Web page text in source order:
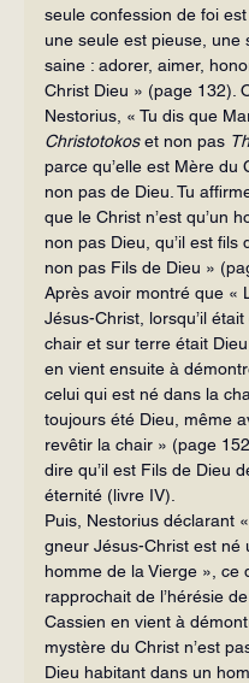
seule confession de foi est
une seule est pieuse, une
saine : ado­rer, aimer,
Christ Dieu » (page 132).
Nestorius, « Tu dis que
Christotokos et non pas
parce qu’elle est Mère du
non pas de Dieu. Tu
que le Christ n’est qu’un
non pas Dieu, qu’il est fils
non pas Fils de Dieu »
Après avoir montré que «
Jésus-Christ, lorsqu’il était
chair et sur terre était
en vient en­suite à
celui qui est né dans la
toujours été Dieu, même
revêtir la chair » (page
dire qu’il est Fils de Dieu
éternité (livre IV).
Puis, Nestorius déclarant
gneur Jésus-Christ est né
homme de la Vierge », ce
rappro­chait de l’hérésie de
Cassien en vient à
mystère du Christ n’est
Dieu habitant dans un